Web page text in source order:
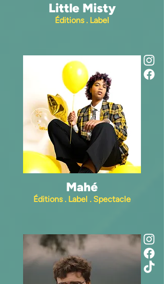
Little Misty
Éditions . Label
Mahé
Éditions . Label . Spectacle